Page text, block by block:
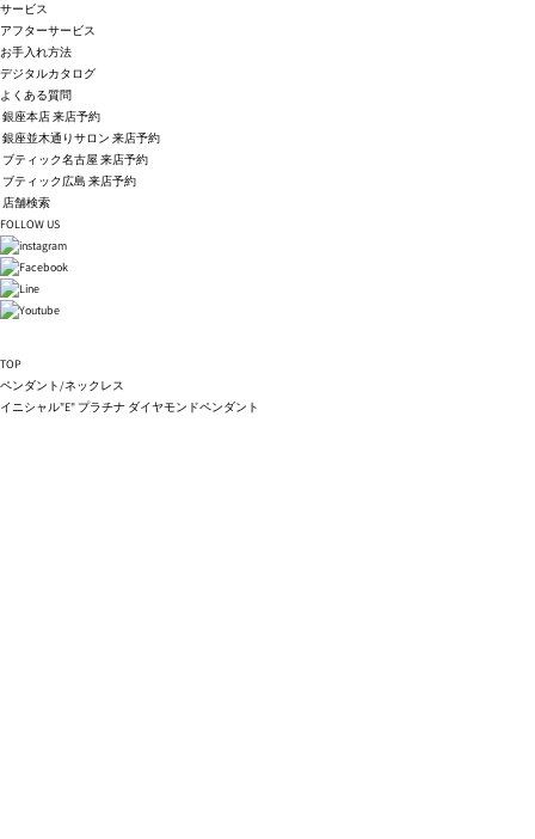
サービス
アフターサービス
お手入れ方法
デジタルカタログ
よくある質問
銀座本店 来店予約
銀座並木通りサロン 来店予約
ブティック名古屋 来店予約
ブティック広島 来店予約
店舗検索
FOLLOW US
TOP
ペンダント/ネックレス
イニシャル"E" プラチナ ダイヤモンドペンダント